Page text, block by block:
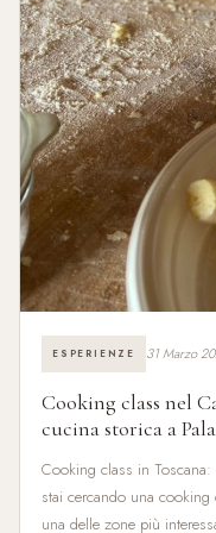
ESPERIENZE 31 Marzo
Cooking class nel
cucina storica a
Cooking class in Toscana:
stai cercando una
una delle zone più